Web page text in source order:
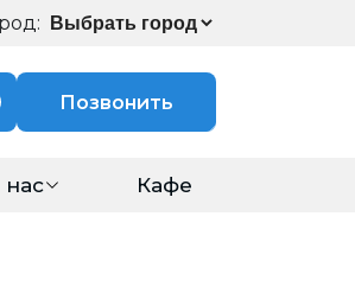
Позвонить
Кафе